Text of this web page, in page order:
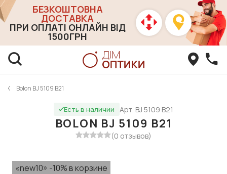
БЕЗКОШТОВНА
ДОСТАВКА
ПРИ ОПЛАТІ ОНЛАЙН ВІД
1500ГРН
Bolon BJ 5109 B21
Есть в наличии Арт. BJ 5109 B21
BOLON BJ 5109 B21
(0 отзывов)
«new10» -10% в корзине